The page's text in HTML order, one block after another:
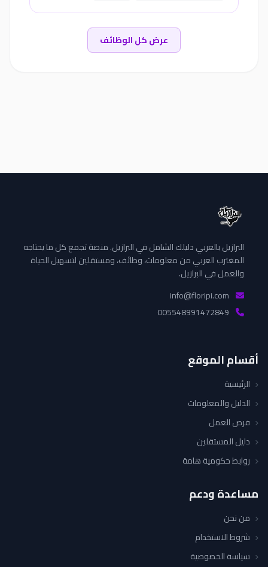
عرض كل الوظائف
البرازيل بالعربي دليلك الشامل في البرازيل. منصة تجمع كل ما يحتاجه
المغترب العربي من معلومات، وظائف، ومستقلين لتسهيل الحياة
والعمل في البرازيل.
أقسام الموقع
الرئيسية
الدليل والمعلومات
فرص العمل
دليل المستقلين
روابط حكومية هامة
مساعدة ودعم
من نحن
شروط الاستخدام
سياسة الخصوصية